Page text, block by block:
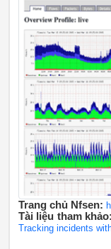
Trang chủ Nfsen:
Tài liệu tham
Tracking incidents